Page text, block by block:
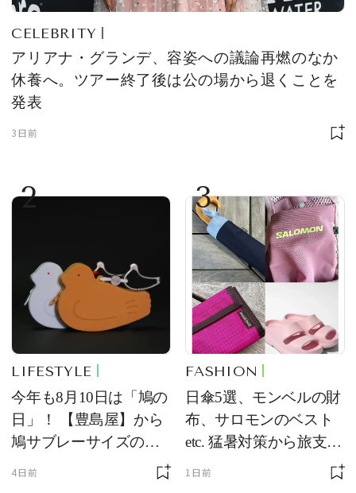
CELEBRITY
アリアナ・グランデ、容姿への議論再燃のなか
休養へ。ツアー終了後は公の場から退くことを
発表
3日前
2
LIFESTYLE
今年も8月10日は「鳩の
日」！ 【豊島屋】から
鳩サブレーサイズのポ
ーチ「はとっこ」を限
4日前
3
FASHION
日傘5選、モンベルの財
布、サロモンのベスト
etc. 猛暑対策から旅支度
まで！ ｜今週の人気記
1日前